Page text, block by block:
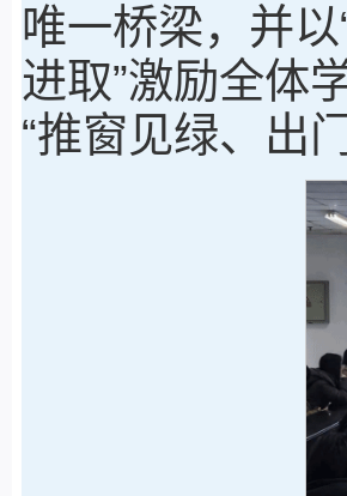
唯一桥梁，并
进取”激励全体
“推窗见绿、出